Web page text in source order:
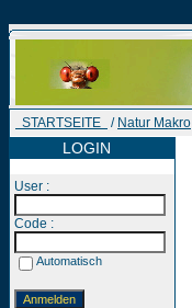
STARTSEITE / Natur Makro
LOGIN
User :
Code :
Automatisch